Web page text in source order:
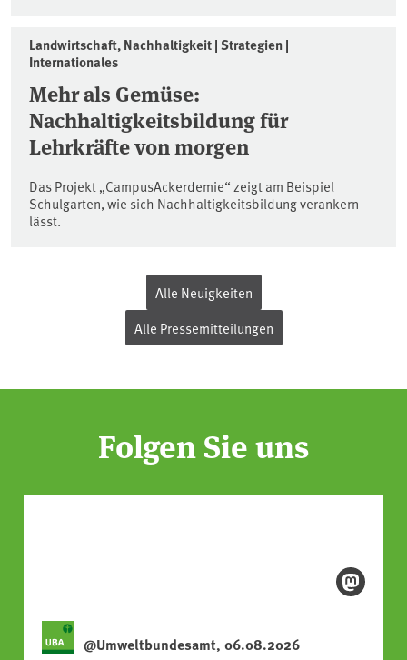
Landwirtschaft, Nachhaltigkeit | Strategien |
Internationales
Mehr als Gemüse:
Nachhaltigkeitsbildung für
Lehrkräfte von morgen
Das Projekt „CampusAckerdemie“ zeigt am Beispiel
Schulgarten, wie sich Nachhaltigkeitsbildung verankern
lässt.
Alle Neuigkeiten
Alle Pressemitteilungen
Folgen Sie uns
@Umweltbundesamt, 06.08.2026